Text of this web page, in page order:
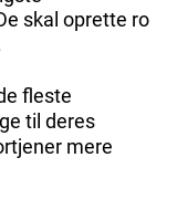
skal oprette ro
fleste
til deres
mere